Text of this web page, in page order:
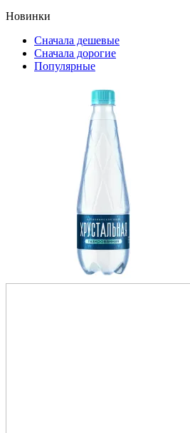
Новинки
Сначала дешевые
Сначала дорогие
Популярные